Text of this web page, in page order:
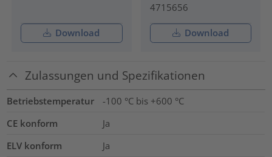
Download
4715656
Download
Zulassungen und Spezifikationen
Betriebstemperatur
-100 °C bis +600 °C
CE konform
Ja
ELV konform
Ja